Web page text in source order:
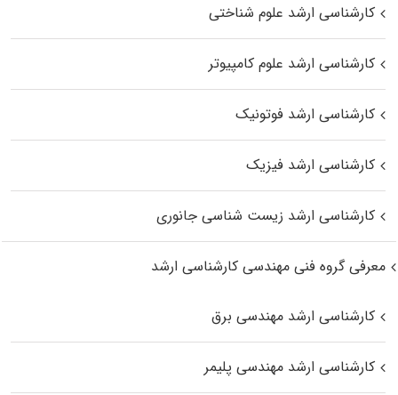
کارشناسی ارشد علوم شناختی
کارشناسی ارشد علوم کامپیوتر
کارشناسی ارشد فوتونیک
کارشناسی ارشد فیزیک
کارشناسی ارشد زیست‌ شناسی جانوری
معرفی گروه فنی مهندسی کارشناسی ارشد
کارشناسی ارشد مهندسی برق
کارشناسی ارشد مهندسی پلیمر